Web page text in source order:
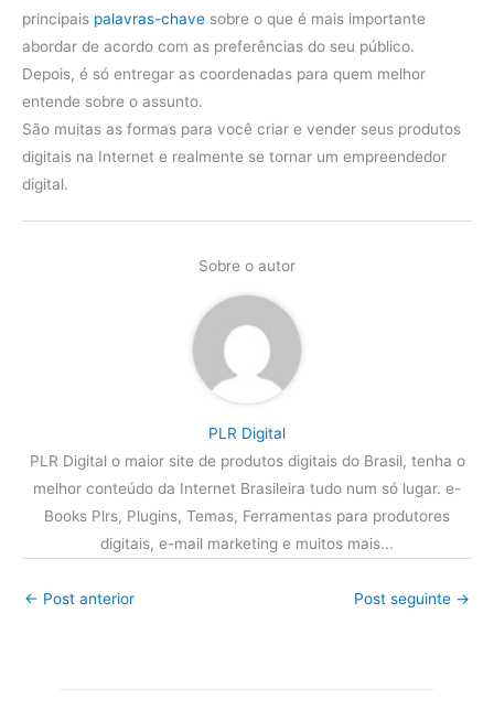
principais palavras-chave sobre o que é mais importante
abordar de acordo com as preferências do seu público.
Depois, é só entregar as coordenadas para quem melhor
entende sobre o assunto.
São muitas as formas para você criar e vender seus produtos
digitais na Internet e realmente se tornar um empreendedor
digital.
Sobre o autor
PLR Digital
PLR Digital o maior site de produtos digitais do Brasil, tenha o
melhor conteúdo da Internet Brasileira tudo num só lugar. e-
Books Plrs, Plugins, Temas, Ferramentas para produtores
digitais, e-mail marketing e muitos mais...
← Post anterior Post seguinte →